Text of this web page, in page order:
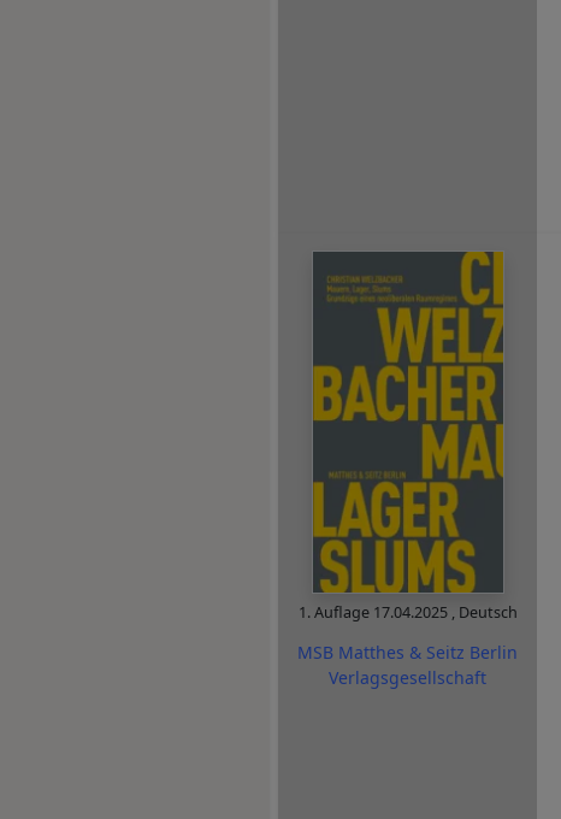
1. Auflage 17.04.2025 , Deutsch
MSB Matthes & Seitz Berlin
Verlagsgesellschaft